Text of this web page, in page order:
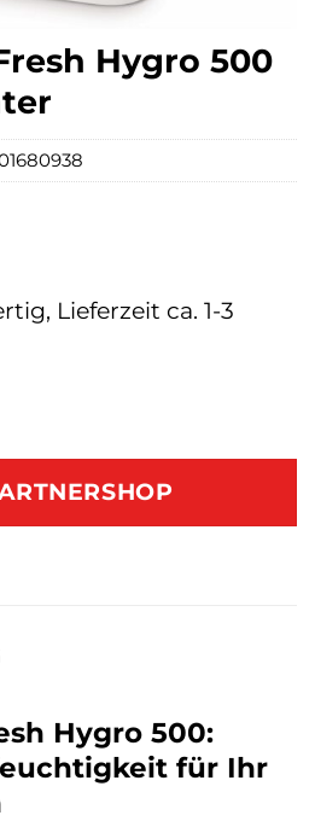
Hygro 500
Lieferzeit ca. 1-3
Hygro 500:
für Ihr